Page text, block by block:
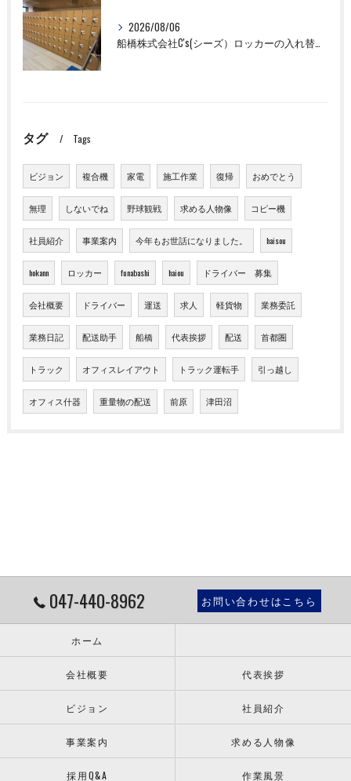
2026/08/06
船橋株式会社C's(シーズ）ロッカーの入れ替え作業も全国対応お任せ下さい！
タグ Tags
ビジョン 複合機 家電 施工作業 復帰 おめでとう
無理 しないでね 野球観戦 求める人物像 コピー機
社員紹介 事業案内 今年もお世話になりました。 haisou
hokann ロッカー funabashi haiou ドライバー 募集
会社概要 ドライバー 運送 求人 軽貨物 業務委託
業務日記 配送助手 船橋 代表挨拶 配送 首都圏
トラック オフィスレイアウト トラック運転手 引っ越し
オフィス什器 重量物の配送 前原 津田沼
047-440-8962 お問い合わせはこちら
ホーム
会社概要 代表挨拶
ビジョン 社員紹介
事業案内 求める人物像
採用Q&A 作業風景